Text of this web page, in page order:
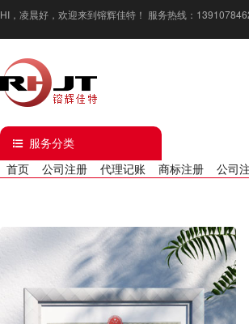
HI， 凌晨好 ，欢迎来到镕辉佳特！ 服务热线：
服务分类
首页
公司注册 代理记账 商标注册 公司